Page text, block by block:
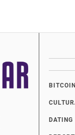
DATING